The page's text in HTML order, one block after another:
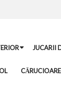
JUCARII